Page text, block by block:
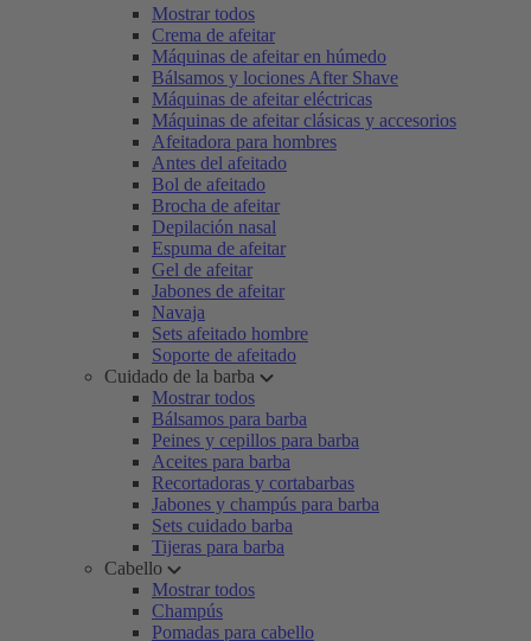
Mostrar todos
Crema de afeitar
Máquinas de afeitar en húmedo
Bálsamos y lociones After Shave
Máquinas de afeitar eléctricas
Máquinas de afeitar clásicas y accesorios
Afeitadora para hombres
Antes del afeitado
Bol de afeitado
Brocha de afeitar
Depilación nasal
Espuma de afeitar
Gel de afeitar
Jabones de afeitar
Navaja
Sets afeitado hombre
Soporte de afeitado
Cuidado de la barba
Mostrar todos
Bálsamos para barba
Peines y cepillos para barba
Aceites para barba
Recortadoras y cortabarbas
Jabones y champús para barba
Sets cuidado barba
Tijeras para barba
Cabello
Mostrar todos
Champús
Pomadas para cabello